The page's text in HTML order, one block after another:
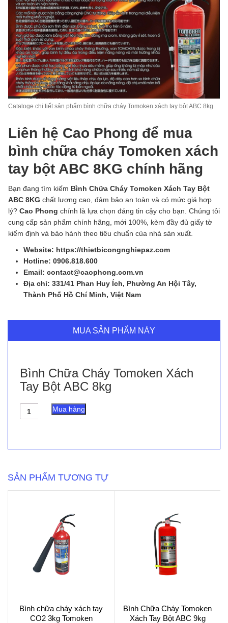
Cataloge chi tiết sản phẩm bình chữa cháy Tomoken xách tay bột ABC 8kg
Liên hệ Cao Phong để mua
bình chữa cháy Tomoken xách
tay bột ABC 8KG chính hãng
Bạn đang tìm kiếm Bình Chữa Cháy Tomoken Xách Tay Bột
ABC 8KG chất lượng cao, đảm bảo an toàn và có mức giá hợp
lý? Cao Phong chính là lựa chọn đáng tin cậy cho bạn. Chúng tôi
cung cấp sản phẩm chính hãng, mới 100%, kèm đầy đủ giấy tờ
kiểm định và bảo hành theo tiêu chuẩn của nhà sản xuất.
Website: https://thietbicongnghiepaz.com
Hotline: 0906.818.600
Email: contact@caophong.com.vn
Địa chỉ: 331/41 Phan Huy Ích, Phường An Hội Tây,
Thành Phố Hồ Chí Minh, Việt Nam
MUA SẢN PHẨM NÀY
Bình Chữa Cháy Tomoken Xách
Tay Bột ABC 8kg
Bình
Chữa
8kg
số
Mua hàng
SẢN PHẨM TƯƠNG TỰ
Bình chữa cháy xách tay
CO2 3kg Tomoken
Bình Chữa Cháy Tomoken
Xách Tay Bột ABC 9kg